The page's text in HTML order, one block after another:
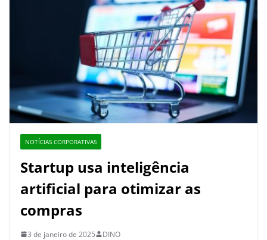
NOTÍCIAS CORPORATIVAS
Startup usa inteligência
artificial para otimizar as
compras
3 de janeiro de 2025 DINO